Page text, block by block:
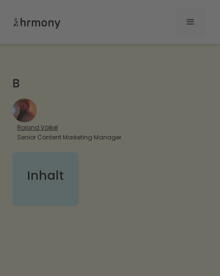
B
Roland Völkel
Senior Content Marketing Manager
Inhalt